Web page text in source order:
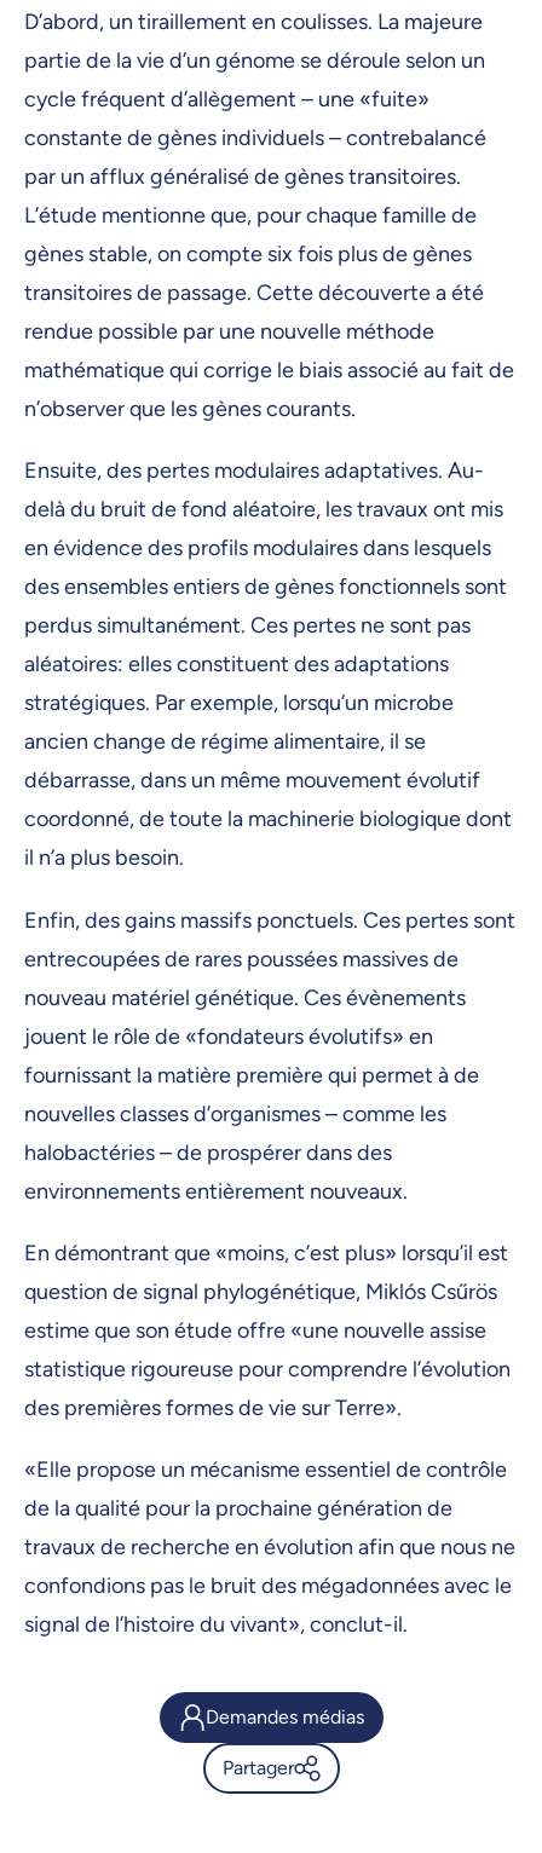
D’abord, un tiraillement en coulisses. La majeure
partie de la vie d’un génome se déroule selon un
cycle fréquent d’allègement – une «fuite»
constante de gènes individuels – contrebalancé
par un afflux généralisé de gènes transitoires.
L’étude mentionne que, pour chaque famille de
gènes stable, on compte six fois plus de gènes
transitoires de passage. Cette découverte a été
rendue possible par une nouvelle méthode
mathématique qui corrige le biais associé au fait de
n’observer que les gènes courants.
Ensuite, des pertes modulaires adaptatives. Au-
delà du bruit de fond aléatoire, les travaux ont mis
en évidence des profils modulaires dans lesquels
des ensembles entiers de gènes fonctionnels sont
perdus simultanément. Ces pertes ne sont pas
aléatoires: elles constituent des adaptations
stratégiques. Par exemple, lorsqu’un microbe
ancien change de régime alimentaire, il se
débarrasse, dans un même mouvement évolutif
coordonné, de toute la machinerie biologique dont
il n’a plus besoin.
Enfin, des gains massifs ponctuels. Ces pertes sont
entrecoupées de rares poussées massives de
nouveau matériel génétique. Ces évènements
jouent le rôle de «fondateurs évolutifs» en
fournissant la matière première qui permet à de
nouvelles classes d’organismes – comme les
halobactéries – de prospérer dans des
environnements entièrement nouveaux.
En démontrant que «moins, c’est plus» lorsqu’il est
question de signal phylogénétique, Miklós Csűrös
estime que son étude offre «une nouvelle assise
statistique rigoureuse pour comprendre l’évolution
des premières formes de vie sur Terre».
«Elle propose un mécanisme essentiel de contrôle
de la qualité pour la prochaine génération de
travaux de recherche en évolution afin que nous ne
confondions pas le bruit des mégadonnées avec le
signal de l’histoire du vivant», conclut-il.
Demandes médias
Partager